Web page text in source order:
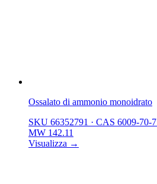
Ossalato di ammonio monoidrato
SKU 66352791 · CAS 6009-70-7
MW 142.11
Visualizza →